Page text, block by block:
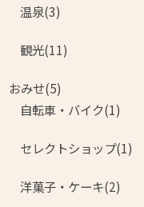
温泉(3)
観光(11)
おみせ(5)
自転車・バイク(1)
セレクトショップ(1)
洋菓子・ケーキ(2)